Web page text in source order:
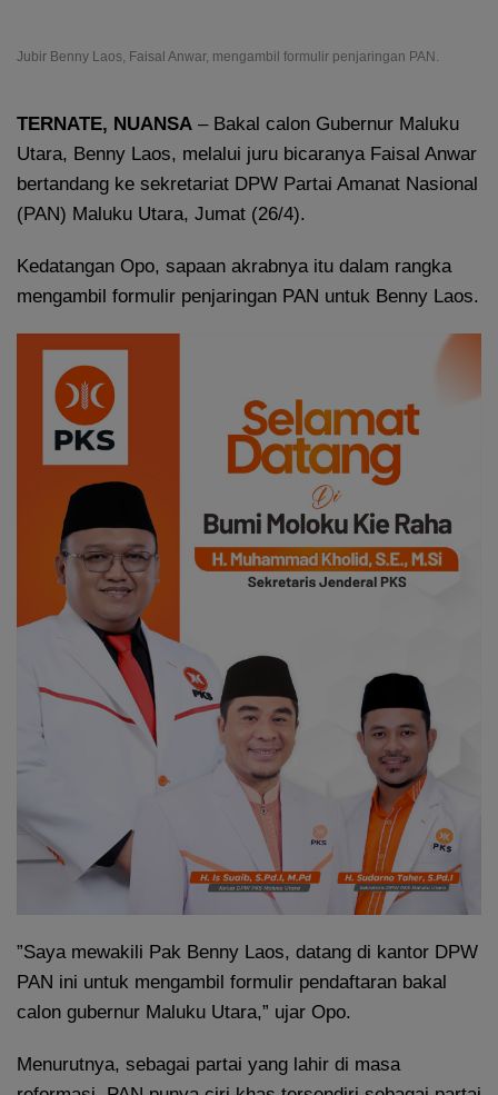
Jubir Benny Laos, Faisal Anwar, mengambil formulir penjaringan PAN.
TERNATE, NUANSA – Bakal calon Gubernur Maluku
Utara, Benny Laos, melalui juru bicaranya Faisal Anwar
bertandang ke sekretariat DPW Partai Amanat Nasional
(PAN) Maluku Utara, Jumat (26/4).
Kedatangan Opo, sapaan akrabnya itu dalam rangka
mengambil formulir penjaringan PAN untuk Benny Laos.
”Saya mewakili Pak Benny Laos, datang di kantor DPW
PAN ini untuk mengambil formulir pendaftaran bakal
calon gubernur Maluku Utara,” ujar Opo.
Menurutnya, sebagai partai yang lahir di masa